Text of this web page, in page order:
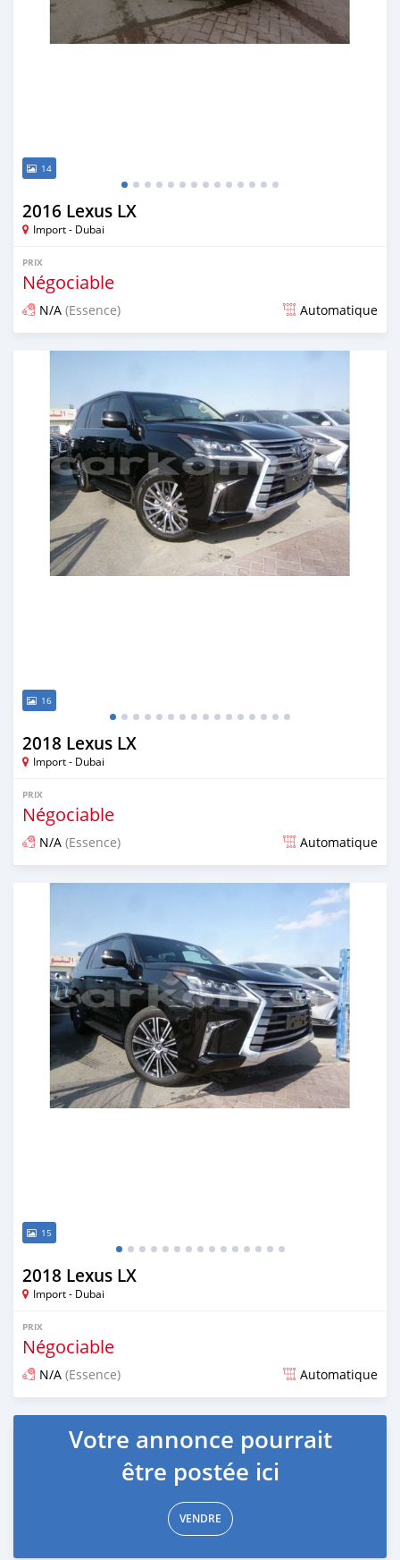
14
2016 Lexus LX
Import - Dubai
PRIX
Négociable
N/A (Essence) Automatique
Publié il y a presque 7 ans
16
2018 Lexus LX
Import - Dubai
PRIX
Négociable
N/A (Essence) Automatique
Publié il y a presque 7 ans
15
2018 Lexus LX
Import - Dubai
PRIX
Négociable
N/A (Essence) Automatique
Publié il y a presque 7 ans
Votre annonce pourrait
être postée ici
VENDRE